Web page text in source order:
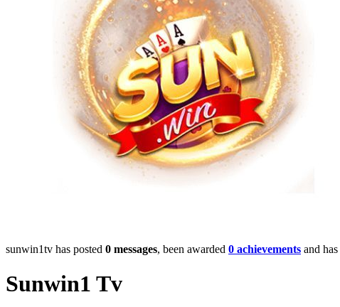
sunwin1tv has posted 0 messages, been awarded 0 achievements and
Sunwin1 Tv